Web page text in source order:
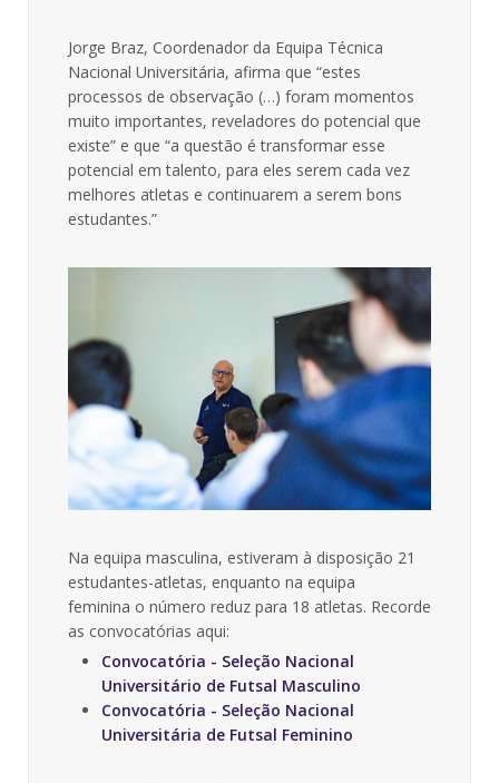
Jorge Braz, Coordenador da Equipa Técnica
Nacional Universitária, afirma que “estes
processos de observação (…) foram momentos
muito importantes, reveladores do potencial que
existe” e que “a questão é transformar esse
potencial em talento, para eles serem cada vez
melhores atletas e continuarem a serem bons
estudantes.”
Na equipa masculina, estiveram à disposição 21
estudantes-atletas, enquanto na equipa
feminina o número reduz para 18 atletas. Recorde
as convocatórias aqui:
Convocatória - Seleção Nacional
Universitário de Futsal Masculino
Convocatória - Seleção Nacional
Universitária de Futsal Feminino